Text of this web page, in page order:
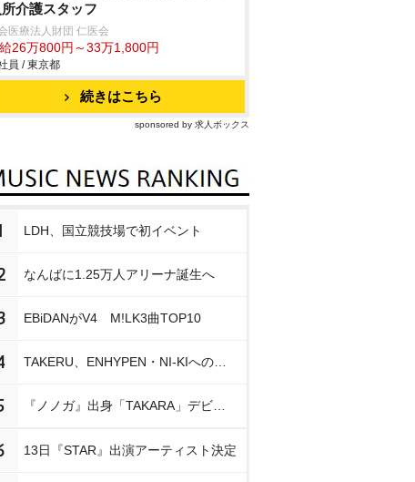
所介護スタッフ
医療法人財団 仁医会
26万800円～33万1,800円
員 / 東京都
続きはこちら
sponsored by 求人ボックス
LDH、国立競技場で初イベント
なんばに1.25万人アリーナ誕生へ
EBiDANがV4 M!LK3曲TOP10
13日『STAR』出演アーティスト決定